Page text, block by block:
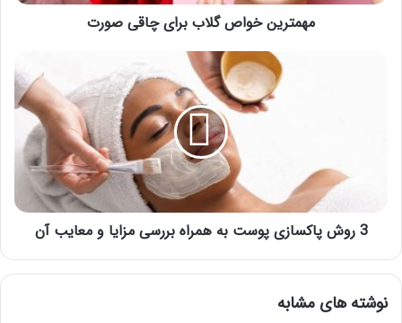
مهمترین خواص گلاب برای چاقی صورت
معایب
3 روش پاکسازی پوست به همراه بررسی مزایا و معایب آن
نوشته های مشابه